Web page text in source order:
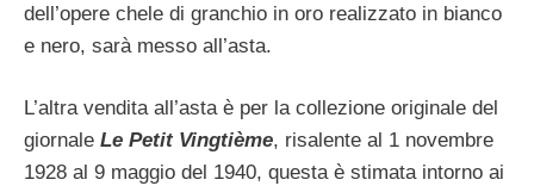
dell’opere chele di granchio in oro realizzato in bianco
e nero, sarà messo all’asta.
L’altra vendita all’asta è per la collezione originale del
giornale Le Petit Vingtième, risalente al 1 novembre
1928 al 9 maggio del 1940, questa è stimata intorno ai